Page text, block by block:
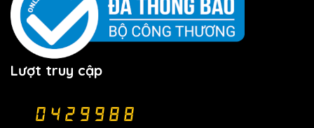
Lượt truy cập